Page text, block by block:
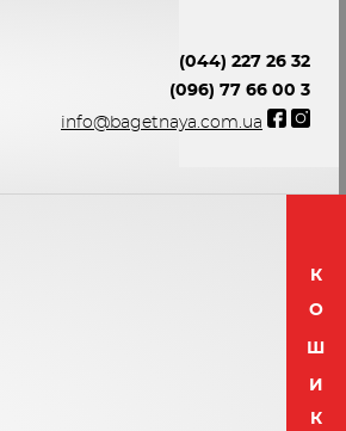
(044) 227 26 32
(096) 77 66 00 3
info@bagetnaya.com.ua
К
О
Ш
И
К